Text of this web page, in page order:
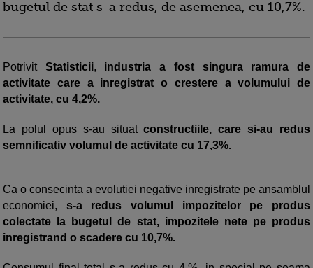
bugetul de stat s-a redus, de asemenea, cu 10,7%.
PotrivitStatisticii, industria a fost singura ramura de
activitate care a inregistrat o crestere a volumului de
activitate, cu 4,2%.
La polul opus s-au situatconstructiile, care si-au redus
semnificativ volumul de activitate cu 17,3%.
Ca o consecinta a evolutiei negative inregistrate pe ansamblul
economiei, s-a redus volumul impozitelor pe produs
colectate la bugetul de stat, impozitele nete pe produs
inregistrand o scadere cu 10,7%.